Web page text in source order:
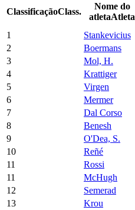
ClassificaçãoClass.
Nome do
atletaAtleta
1 Stankevicius
2
Boermans
3
Mol, H.
4
Krattiger
5
Virgen
6
Mermer
7
Dal Corso
8
Benesh
9
O'Dea, S.
10
Reñé
11
Rossi
11
McHugh
12
Semerad
13
Krou